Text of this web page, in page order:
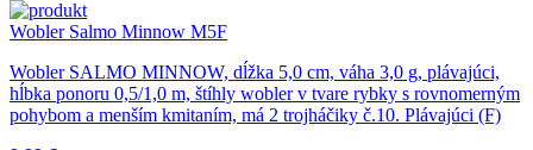
Wobler Salmo Minnow M5F
Wobler SALMO MINNOW, dĺžka 5,0 cm, váha 3,0 g, plávajúci,
hĺbka ponoru 0,5/1,0 m, štíhly wobler v tvare rybky s rovnomerným
pohybom a menším kmitaním, má 2 trojháčiky č.10. Plávajúci (F)